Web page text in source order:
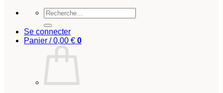
Recherche
pour :
Se connecter
Panier /0,00 € 0